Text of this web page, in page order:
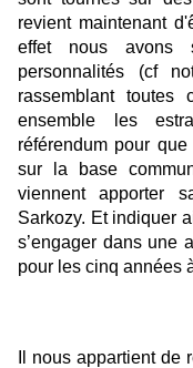
revient maintenant
effet nous avons
personnalités (cf
rassemblant
ensemble les
référendum pour
sur la base
viennent apporter
Sarkozy. Et indiquer
s’engager dans une
pour les cinq années
Il nous appartient de